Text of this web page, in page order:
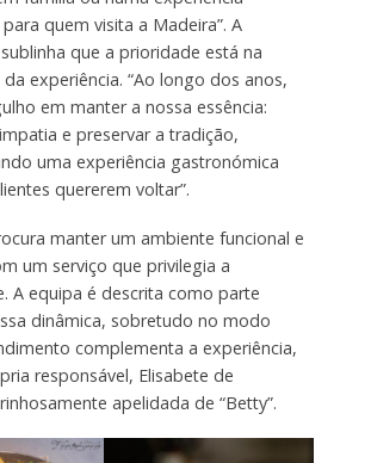
quem visita a Madeira”. A
que a prioridade está na
experiência. “Ao longo dos anos,
em manter a nossa essência:
e preservar a tradição,
uma experiência gastronómica
quererem voltar”.
manter um ambiente funcional e
um serviço que privilegia a
A equipa é descrita como parte
dinâmica, sobretudo no modo
complementa a experiência,
responsável, Elisabete de
apelidada de “Betty”.